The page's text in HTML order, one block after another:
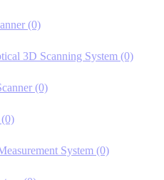
(0)
3D Scanning System (0)
(0)
(0)
System (0)